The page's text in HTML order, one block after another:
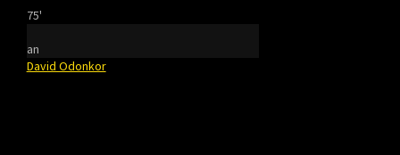
75'
an
David Odonkor